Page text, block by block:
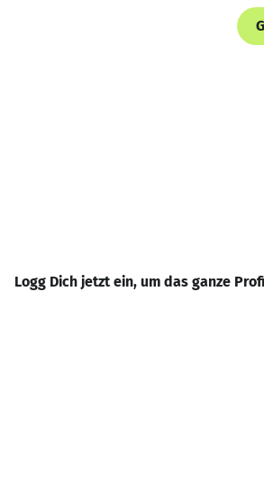
Logg Dich jetzt ein, um das ganze